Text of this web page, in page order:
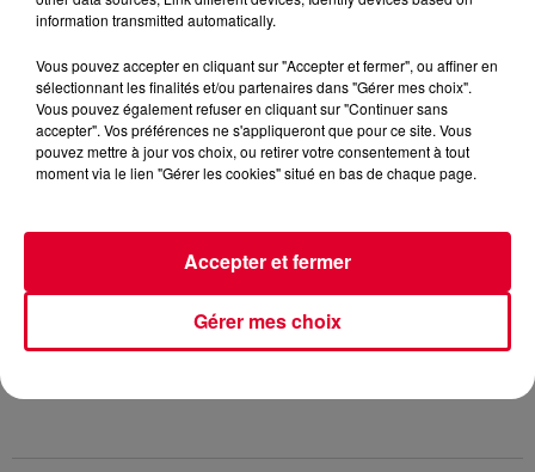
information transmitted automatically.
Vous pouvez accepter en cliquant sur "Accepter et fermer", ou affiner en
sélectionnant les finalités et/ou partenaires dans "Gérer mes choix".
Vous pouvez également refuser en cliquant sur "Continuer sans
accepter". Vos préférences ne s'appliqueront que pour ce site. Vous
pouvez mettre à jour vos choix, ou retirer votre consentement à tout
moment via le lien "Gérer les cookies" situé en bas de chaque page.
Gérer mes choix
Accepter et fermer